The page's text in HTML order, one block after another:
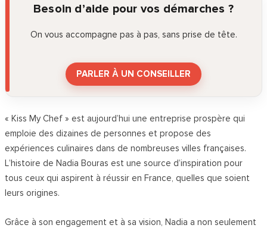
Besoin d’aide pour vos démarches ?
On vous accompagne pas à pas, sans prise de tête.
PARLER À UN CONSEILLER
« Kiss My Chef » est aujourd’hui une entreprise prospère qui
emploie des dizaines de personnes et propose des
expériences culinaires dans de nombreuses villes françaises.
L’histoire de Nadia Bouras est une source d’inspiration pour
tous ceux qui aspirent à réussir en France, quelles que soient
leurs origines.
Grâce à son engagement et à sa vision, Nadia a non seulement